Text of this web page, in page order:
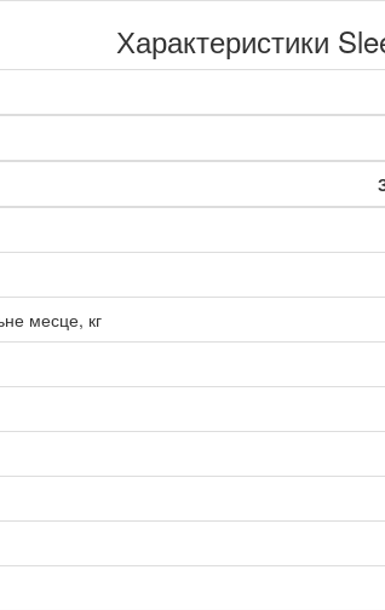
Характеристики
месце, кг